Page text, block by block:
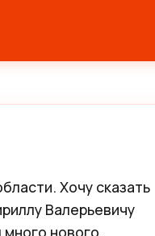
Хочу сказать
Валерьевичу
нового,